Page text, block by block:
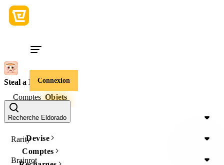
Connexion
Recherche Eldorado
Devise
Comptes
Steal a Brainrot
Comptes Objets
Item Type
Rarity
Brainrot